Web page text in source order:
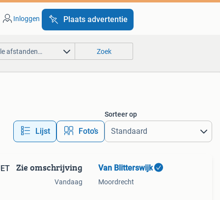
Inloggen Plaats advertentie
afstanden… Zoek
Lijst Foto’s
Sorteer op
Zie omschrijving
Vandaag
Van Blitterswijk
Moordrecht